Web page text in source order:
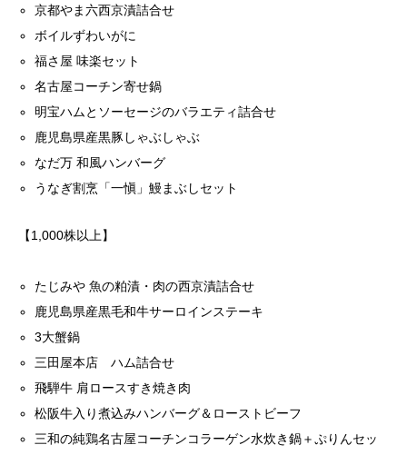
京都やま六西京漬詰合せ
ボイルずわいがに
福さ屋 味楽セット
名古屋コーチン寄せ鍋
明宝ハムとソーセージのバラエティ詰合せ
鹿児島県産黒豚しゃぶしゃぶ
なだ万 和風ハンバーグ
うなぎ割烹「一愼」鰻まぶしセット
【1,000株以上】
たじみや 魚の粕漬・肉の西京漬詰合せ
鹿児島県産黒毛和牛サーロインステーキ
3大蟹鍋
三田屋本店 ハム詰合せ
飛騨牛 肩ロースすき焼き肉
松阪牛入り煮込みハンバーグ＆ローストビーフ
三和の純鶏名古屋コーチンコラーゲン水炊き鍋＋ぷりんセッ